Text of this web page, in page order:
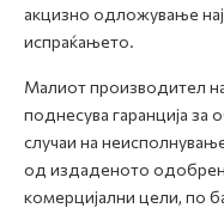
акцизно одложување
испраќањето.
Малиот производител
поднесува гаранција за
случаи на
од издаденото
комерцијални цели, по